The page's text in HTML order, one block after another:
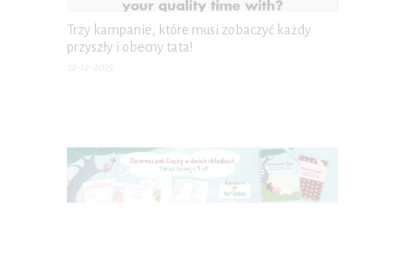
Trzy kampanie, które musi zobaczyć każdy
przyszły i obecny tata!
12-12-2015